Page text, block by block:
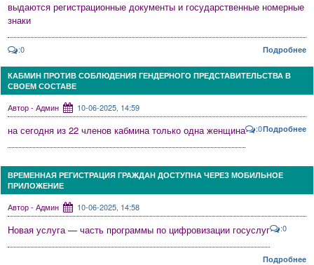
выдаются регистрационные документы и государственные номерные
знаки
:0 Подробнее
КАБМИН ПРОТИВ СОБЛЮДЕНИЯ ГЕНДЕРНОГО ПРЕДСТАВИТЕЛЬСТВА В
СВОЕМ СОСТАВЕ
Автор - Админ 10-06-2025, 14:59
на сегодня из 22 членов кабмина только одна женщина :0Подробнее
ВРЕМЕННАЯ РЕГИСТРАЦИЯ ГРАЖДАН ДОСТУПНА ЧЕРЕЗ МОБИЛЬНОЕ
ПРИЛОЖЕНИЕ
Автор - Админ 10-06-2025, 14:58
Новая услуга — часть программы по цифровизации госуслуг :0
Подробнее